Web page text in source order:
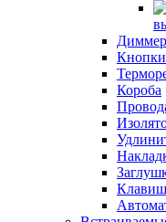
Кнопки
Короба